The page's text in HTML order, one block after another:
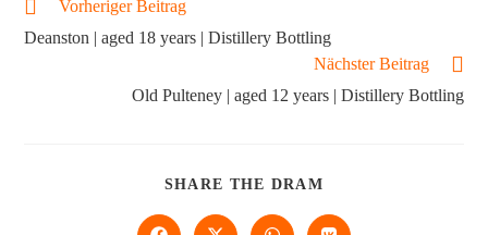
Vorheriger Beitrag
Deanston | aged 18 years | Distillery Bottling
Nächster Beitrag
Old Pulteney | aged 12 years | Distillery Bottling
SHARE THE DRAM